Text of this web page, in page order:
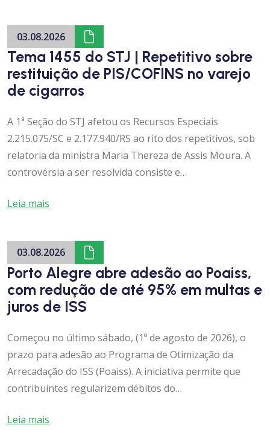
03.08.2026
Tema 1455 do STJ | Repetitivo sobre
restituição de PIS/COFINS no varejo
de cigarros
A 1ª Seção do STJ afetou os Recursos Especiais
2.215.075/SC e 2.177.940/RS ao rito dos repetitivos, sob
relatoria da ministra Maria Thereza de Assis Moura. A
controvérsia a ser resolvida consiste e…
Leia mais
03.08.2026
Porto Alegre abre adesão ao Poaiss,
com redução de até 95% em multas e
juros de ISS
Começou no último sábado, (1º de agosto de 2026), o
prazo para adesão ao Programa de Otimização da
Arrecadação do ISS (Poaiss). A iniciativa permite que
contribuintes regularizem débitos do…
Leia mais